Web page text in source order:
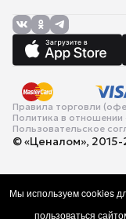
зарядки
Правила торговли
Политика в
Пользовательское
© «Ценалом»,
Мы используем cookies
пользоваться